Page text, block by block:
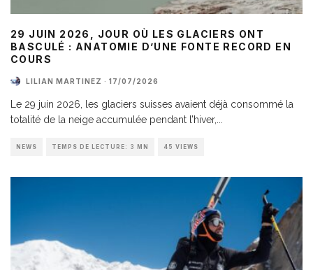
29 JUIN 2026, JOUR OÙ LES GLACIERS ONT
BASCULÉ : ANATOMIE D’UNE FONTE RECORD EN
COURS
LILIAN MARTINEZ · 17/07/2026
Le 29 juin 2026, les glaciers suisses avaient déjà consommé la
totalité de la neige accumulée pendant l’hiver,
NEWS TEMPS DE LECTURE: 3 MN 45 VIEWS